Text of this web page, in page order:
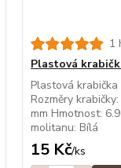
1
Plastová
Plastová
Rozměry
mm Hmotnost:
molitanu: Bílá
15 Kč/ks